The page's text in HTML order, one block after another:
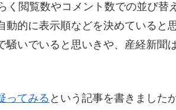
く閲覧数やコメント数での並び替
動的に表示順などを決めていると
騒いでいると思いきや、産経新聞
ってみる という記事を書きました